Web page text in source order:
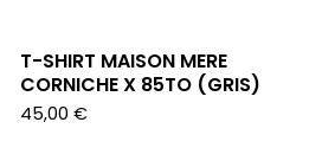
T-SHIRT MAISON MERE
CORNICHE X 85TO (GRIS)
45,00 €